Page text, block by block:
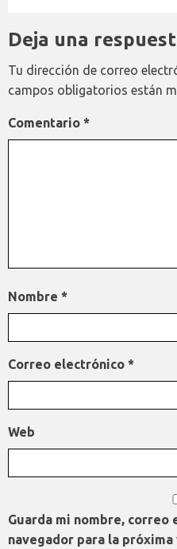
Deja una
Tu dirección de correo
campos obligatorios están
Comentario *
Nombre *
Correo electrónico *
Web
Guarda mi nombre,
navegador para la